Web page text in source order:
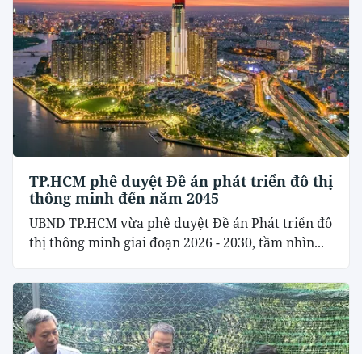
TP.HCM phê duyệt Đề án phát triển đô thị
thông minh đến năm 2045
UBND TP.HCM vừa phê duyệt Đề án Phát triển đô
thị thông minh giai đoạn 2026 - 2030, tầm nhìn...